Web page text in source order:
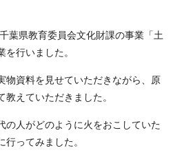
葉県教育委員会文化財課の事業「土
行いました。
物資料を見せていただきながら、原
えていただきました。
の人がどのように火をおこしていた
ってみました。